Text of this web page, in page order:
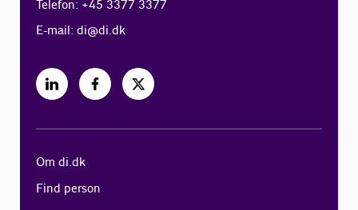
Telefon: +45 3377 3377
E-mail:di@di.dk
Om di.dk
Find person